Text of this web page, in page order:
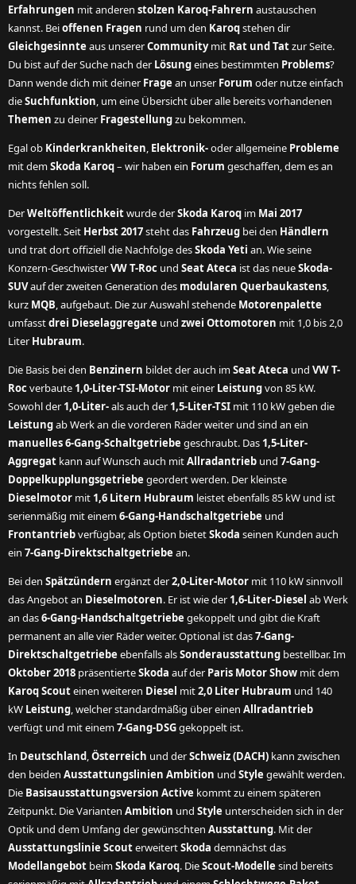
Erfahrungen mit anderen stolzen Karoq-Fahrern austauschen
kannst. Beioffenen Fragen rund um den Karoqstehen dir
Gleichgesinnte aus unsererCommunitymit Rat und Tatzur Seite.
Du bist auf der Suche nach der Lösungeines bestimmten Problems?
Dann wende dich mit deiner Frage an unser Forum oder nutze einfach
dieSuchfunktion, um eine Übersicht über alle bereits vorhandenen
Themen zu deiner Fragestellungzu bekommen.
Egal ob Kinderkrankheiten, Elektronik-oder allgemeine Probleme
mit demSkoda Karoq– wir haben ein Forum geschaffen, dem es an
nichts fehlen soll.
DerWeltöffentlichkeitwurde derSkoda Karoq im Mai 2017
vorgestellt. Seit Herbst 2017steht das Fahrzeug bei den Händlern
und trat dort offiziell die Nachfolge desSkoda Yeti an. Wie seine
Konzern-GeschwisterVW T-Roc und Seat Ateca ist das neueSkoda-
SUVauf der zweiten Generation des modularen Querbaukastens,
kurz MQB, aufgebaut. Die zur Auswahl stehende Motorenpalette
umfasstdrei Dieselaggregate und zwei Ottomotoren mit 1,0 bis 2,0
Liter Hubraum.
Die Basis bei den Benzinern bildet der auch imSeat Ateca und VW T-
Rocverbaute 1,0-Liter-TSI-Motor mit einer Leistungvon 85 kW.
Sowohl der 1,0-Liter-als auch der 1,5-Liter-TSI mit 110 kW geben die
Leistungab Werk an die vorderen Räder weiter und sind an ein
manuelles 6-Gang-Schaltgetriebe geschraubt. Das 1,5-Liter-
Aggregat kann auf Wunsch auch mitAllradantrieb und 7-Gang-
Doppelkupplungsgetriebe geordert werden. Der kleinste
Dieselmotor mit 1,6 Litern Hubraum leistet ebenfalls 85 kW und ist
serienmäßig mit einem6-Gang-Handschaltgetriebe und
Frontantriebverfügbar, als Option bietetSkoda seinen Kunden auch
ein 7-Gang-Direktschaltgetriebe an.
Bei den Spätzündern ergänzt der2,0-Liter-Motor mit 110 kW sinnvoll
das Angebot an Dieselmotoren. Er ist wie der 1,6-Liter-Diesel ab Werk
an das6-Gang-Handschaltgetriebe gekoppelt und gibt die Kraft
permanent an alle vier Räder weiter. Optional ist das7-Gang-
Direktschaltgetriebe ebenfalls alsSonderausstattung bestellbar. Im
Oktober 2018 präsentierteSkoda auf der Paris Motor Show mit dem
Karoq Scouteinen weiteren Diesel mit2,0 Liter Hubraum und 140
kW Leistung, welcher standardmäßig über einen Allradantrieb
verfügt und mit einem7-Gang-DSGgekoppelt ist.
In Deutschland,Österreich und derSchweiz (DACH) kann zwischen
den beiden Ausstattungslinien Ambition und Style gewählt werden.
Die Basisausstattungsversion Active kommt zu einem späteren
Zeitpunkt. Die Varianten Ambition und Style unterscheiden sich in der
Optik und dem Umfang der gewünschten Ausstattung. Mit der
Ausstattungslinie ScouterweitertSkoda demnächst das
Modellangebot beimSkoda Karoq. DieScout-Modelle sind bereits